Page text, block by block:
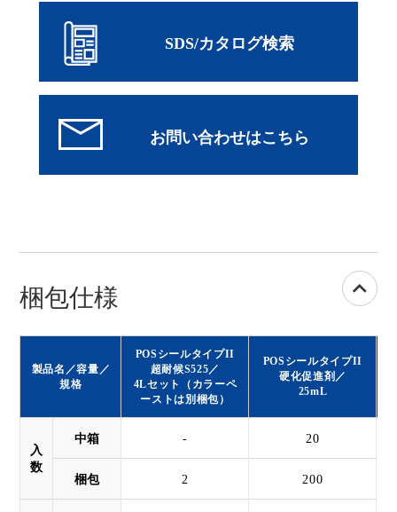
SDS/カタログ検索
梱包仕様
製品名／容量／
規格
POSシールタイプII
超耐候S525／
4Lセット（カラーペ
ーストは別梱包）
POSシールタイプII
硬化促進剤／
25mL
入
数
中箱 - 20
梱包 2 200